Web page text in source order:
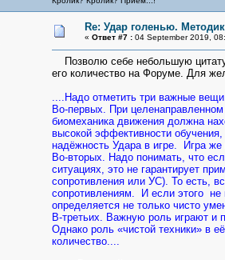
Re: Удар голенью.
« Ответ #7 :04 September 2019,
Позволю себе небольшую цитату
его количество на Форуме. Для
....Надо отметить три важные
Во-первых. При
биомеханика движения должна
высокой эффективности
надёжность Удара в игре. Игра же
Во-вторых. Надо понимать, что
ситуациях, это не гарантирует
сопротивления или УС). То есть,
сопротивлениям. И если этого не
определяется не только чисто
В-третьих. Важную роль играют и
Однако роль «чистой техники» в
количество....